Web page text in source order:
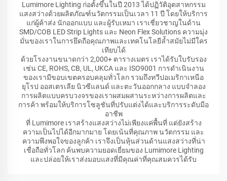
Lumimore Lighting ก่อตั้งขึ้นในปี 2013 ได้ปฏิวัติอุตสาหกรรม
แสงสว่างด้วยผลิตภัณฑ์นวัตกรรมเป็นเวลา 11 ปี โดยให้บริการ
แก่ผู้ค้าส่ง นักออกแบบ และผู้รับเหมา เราเชี่ยวชาญในด้าน
SMD/COB LED Strip Lights และ Neon Flex Solutions ความมุ่ง
มั่นของเราในการยึดถือคุณภาพและเทคโนโลยีล้ำสมัยไม่มีใคร
เทียบได้
ด้วยโรงงานขนาดกว่า 2,000+ ตารางเมตร เราได้รับใบรับรอง
เช่น CE, ROHS, CB, UL, UKCA และ ISO9001 การดำเนินงาน
ของเรามีขอบเขตครอบคลุมทั่วโลก รวมถึงทวีปอเมริกาเหนือ
ยุโรป ออสเตรเลีย นิวซีแลนด์ และตะวันออกกลาง แบบจำลอง
การผลิตแบบครบวงจรของเราผสมผสานระหว่างการผลิตและ
การค้า พร้อมให้บริการโซลูชันที่ปรับแต่งได้และบริการระดับมือ
อาชีพ
ที่ Lumimore เราสร้างแสงสว่างไม่เพียงแค่พื้นที่ แต่ยังสร้าง
ความเป็นไปได้อีกมากมาย โดยเน้นที่คุณภาพ นวัตกรรม และ
ความพึงพอใจของลูกค้า เราจึงเป็นหุ้นส่วนด้านแสงสว่างที่น่า
เชื่อถือทั่วโลก ค้นพบความยอดเยี่ยมของ Lumimore Lighting
และปล่อยให้เราส่งมอบแสงที่มีคุณค่าที่คุณสมควรได้รับ